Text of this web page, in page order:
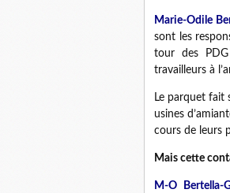
Marie-Odile
sont les
tour des PDG
travailleurs à
Le parquet fait
usines
cours de leurs
Mais cette
M-O Bertella-